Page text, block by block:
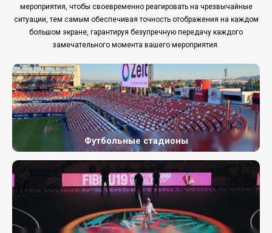
мероприятия, чтобы своевременно реагировать на чрезвычайные
ситуации, тем самым обеспечивая точность отображения на каждом
большом экране, гарантируя безупречную передачу каждого
замечательного момента вашего мероприятия.
Футбольные стадионы